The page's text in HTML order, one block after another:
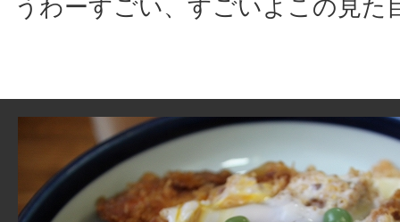
うわーすごい、すごいよこの見た